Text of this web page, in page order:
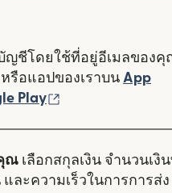
ญชีโดยใช้ที่อยู่อีเมลของคุ
(เปิดในหน้าต่างใหม่)
หรือแอปของเราบน App
ต่างใหม่)
Play
ณ เลือกสกุลเงิน จำนวนเงิ
ละความเร็วในการการส่ง